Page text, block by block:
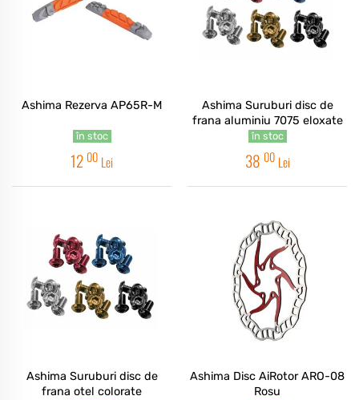
Ashima Rezerva AP65R-M
în stoc
12 00 Lei
Ashima Suruburi disc de
frana aluminiu 7075 eloxate
în stoc
38 00 Lei
Ashima Suruburi disc de
frana otel colorate
Ashima Disc AiRotor ARO-08
Rosu